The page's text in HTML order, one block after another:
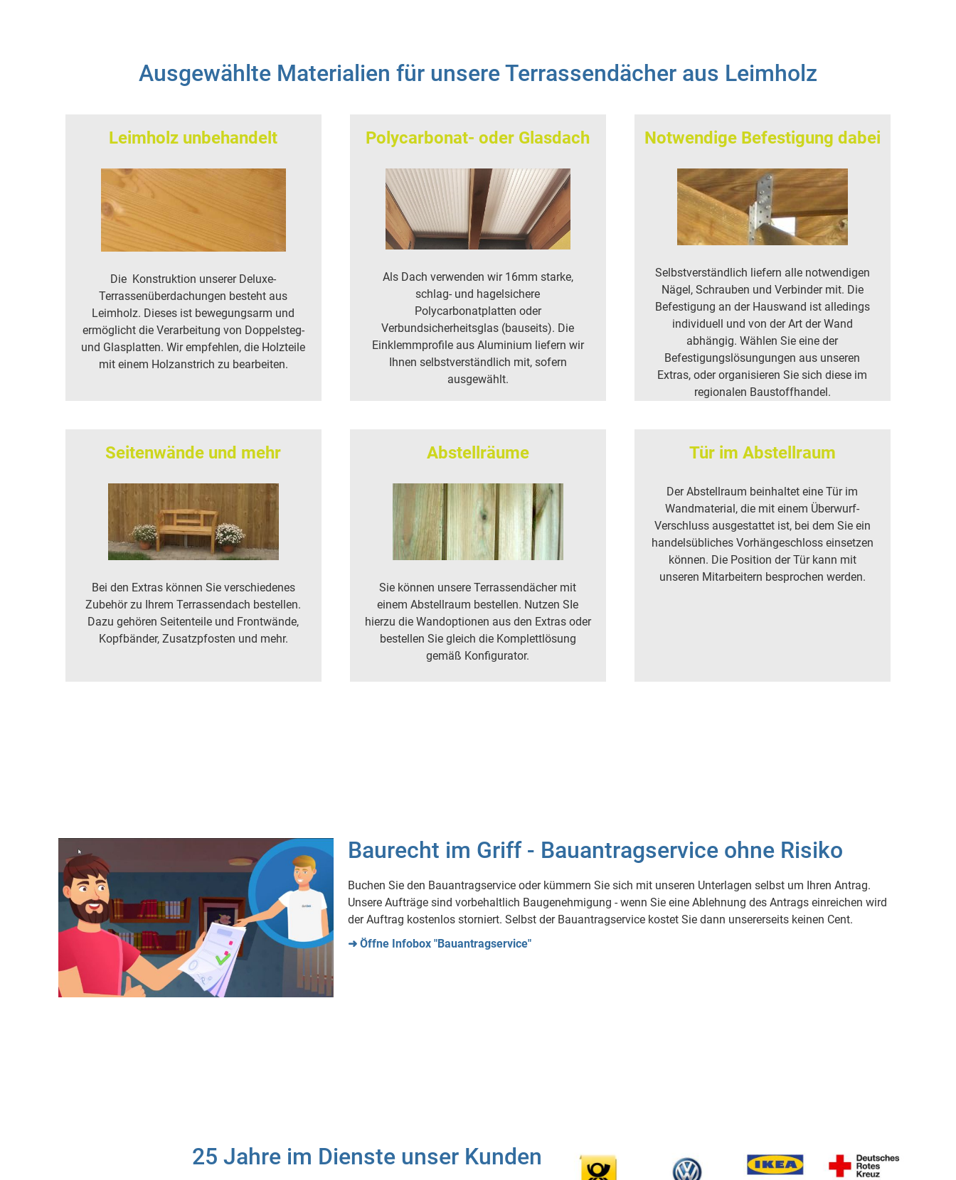
Ausgewählte Materialien für unsere Terrassendächer aus Leimholz
Leimholz unbehandelt
Die Konstruktion unserer Deluxe-
Terrassenüberdachungen besteht aus
Leimholz. Dieses ist bewegungsarm und
ermöglicht die Verarbeitung von Doppelsteg-
und Glasplatten. Wir empfehlen, die Holzteile
mit einem Holzanstrich zu bearbeiten.
Polycarbonat- oder Glasdach
Als Dach verwenden wir 16mm starke,
schlag- und hagelsichere
Polycarbonatplatten oder
Verbundsicherheitsglas (bauseits). Die
Einklemmprofile aus Aluminium liefern wir
Ihnen selbstverständlich mit, sofern
ausgewählt.
Notwendige Befestigung dabei
Selbstverständlich liefern alle notwendigen
Nägel, Schrauben und Verbinder mit. Die
Befestigung an der Hauswand ist alledings
individuell und von der Art der Wand
abhängig. Wählen Sie eine der
Befestigungslösungungen aus unseren
Extras, oder organisieren Sie sich diese im
regionalen Baustoffhandel.
Seitenwände und mehr
Bei den Extras können Sie verschiedenes
Zubehör zu Ihrem Terrassendach bestellen.
Dazu gehören Seitenteile und Frontwände,
Kopfbänder, Zusatzpfosten und mehr.
Abstellräume
Sie können unsere Terrassendächer mit
einem Abstellraum bestellen. Nutzen SIe
hierzu die Wandoptionen aus den Extras oder
bestellen Sie gleich die Komplettlösung
gemäß Konfigurator.
Tür im Abstellraum
Der Abstellraum beinhaltet eine Tür im
Wandmaterial, die mit einem Überwurf-
Verschluss ausgestattet ist, bei dem Sie ein
handelsübliches Vorhängeschloss einsetzen
können. Die Position der Tür kann mit
unseren Mitarbeitern besprochen werden.
Baurecht im Griff - Bauantragservice ohne Risiko
Buchen Sie den Bauantragservice oder kümmern Sie sich mit unseren Unterlagen selbst um Ihren Antrag.
Unsere Aufträge sind vorbehaltlich Baugenehmigung - wenn Sie eine Ablehnung des Antrags einreichen wird
der Auftrag kostenlos storniert. Selbst der Bauantragservice kostet Sie dann unsererseits keinen Cent.
➜ Öffne Infobox "Bauantragservice"
25 Jahre im Dienste unser Kunden